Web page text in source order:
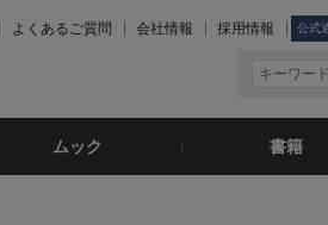
よくあるご質問 会社情報 採用情報 公式
ムック 書籍